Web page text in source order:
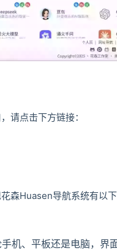
请点击下方链接：
森Huasen导航系统有以下
机、平板还是电脑，界